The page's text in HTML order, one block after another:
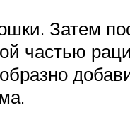
Затем
частью